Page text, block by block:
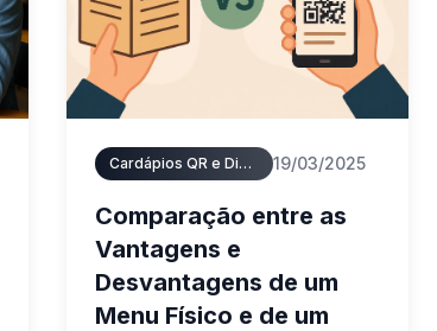
Cardápios QR e Digitais 19/03/2025
Comparação entre as
Vantagens e
Desvantagens de um
Menu Físico e de um